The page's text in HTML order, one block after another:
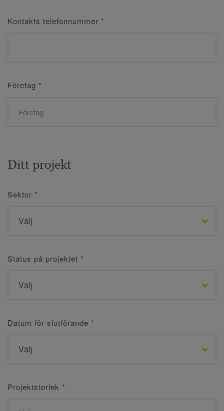
Kontakts telefonnummer *
Företag *
Ditt projekt
Sektor *
Status på projektet *
Datum för slutförande *
Projektstorlek *